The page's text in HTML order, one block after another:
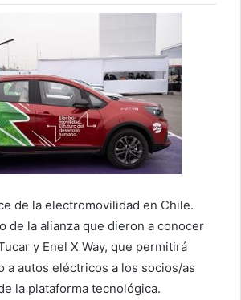
de la electromovilidad en Chile.
de la alianza que dieron a conocer
y Enel X Way, que permitirá
a autos eléctricos a los socios/as
la plataforma tecnológica.